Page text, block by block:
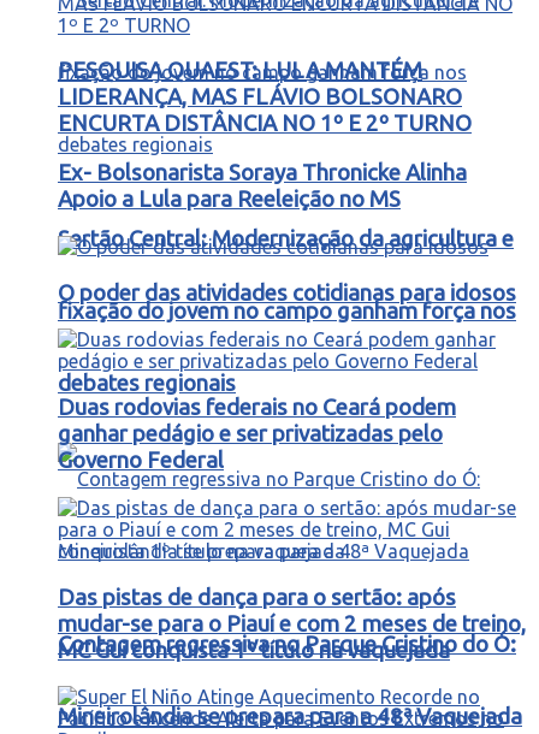
Sertão Central: Modernização da agricultura e
fixação do jovem no campo ganham força nos
debates regionais
Contagem regressiva no Parque Cristino do Ó:
Mineirolândia se prepara para a 48ª Vaquejada
PESQUISA QUAEST: LULA MANTÉM
LIDERANÇA, MAS FLÁVIO BOLSONARO
ENCURTA DISTÂNCIA NO 1º E 2º TURNO
Ex- Bolsonarista Soraya Thronicke Alinha
Apoio a Lula para Reeleição no MS
O poder das atividades cotidianas para idosos
Duas rodovias federais no Ceará podem
ganhar pedágio e ser privatizadas pelo
Governo Federal
Das pistas de dança para o sertão: após
mudar-se para o Piauí e com 2 meses de treino,
MC Gui conquista 1º título na vaquejada